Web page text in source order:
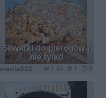
Skwarki do pierogów i
nie tylko
1.6k 1 0
mania233